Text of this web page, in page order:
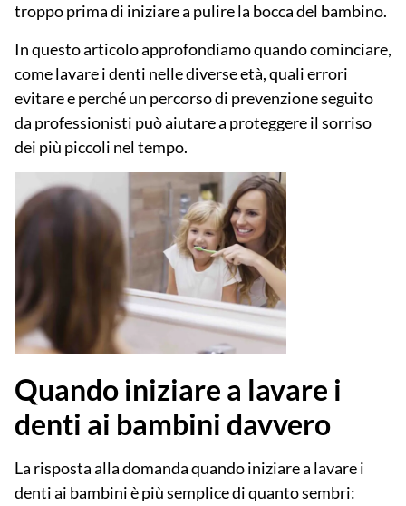
troppo prima di iniziare a pulire la bocca del bambino.
In questo articolo approfondiamo quando cominciare,
come lavare i denti nelle diverse età, quali errori
evitare e perché un percorso di prevenzione seguito
da professionisti può aiutare a proteggere il sorriso
dei più piccoli nel tempo.
Quando iniziare a lavare i
denti ai bambini davvero
La risposta alla domandaquando iniziare a lavare i
denti ai bambiniè più semplice di quanto sembri: